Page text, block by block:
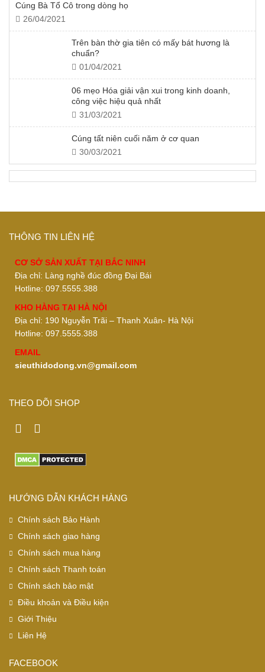
Cúng Bà Tổ Cô trong dòng họ
26/04/2021
Trên bàn thờ gia tiên có mấy bát hương là
chuẩn?
01/04/2021
06 mẹo Hóa giải vận xui trong kinh doanh,
công việc hiệu quả nhất
31/03/2021
Cúng tất niên cuối năm ở cơ quan
30/03/2021
THÔNG TIN LIÊN HỆ
CƠ SỞ SẢN XUẤT TẠI BẮC NINH
Địa chỉ: Làng nghề đúc đồng Đại Bái
Hotline: 097.5555.388
KHO HÀNG TẠI HÀ NỘI
Địa chỉ: 190 Nguyễn Trãi – Thanh Xuân- Hà Nội
Hotline: 097.5555.388
EMAIL
sieuthidodong.vn@gmail.com
THEO DÕI SHOP
HƯỚNG DẪN KHÁCH HÀNG
Chính sách Bảo Hành
Chính sách giao hàng
Chính sách mua hàng
Chính sách Thanh toán
Chính sách bảo mật
Điều khoản và Điều kiện
Giới Thiệu
Liên Hệ
FACEBOOK